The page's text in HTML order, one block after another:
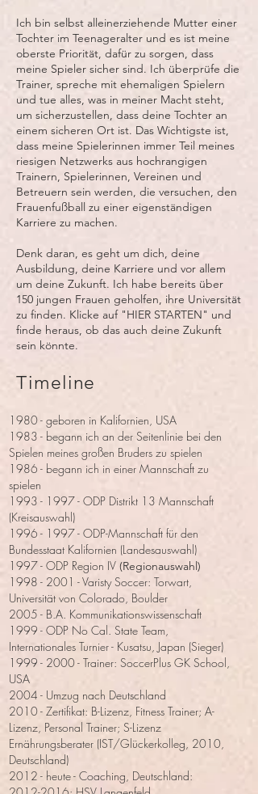
Ich bin selbst alleinerziehende Mutter einer
Tochter im Teenageralter und es ist meine
oberste Priorität, dafür zu sorgen, dass
meine Spieler sicher sind. Ich überprüfe die
Trainer, spreche mit ehemaligen Spielern
und tue alles, was in meiner Macht steht,
um sicherzustellen, dass deine Tochter an
einem sicheren Ort ist. Das Wichtigste ist,
dass meine Spielerinnen immer Teil meines
riesigen Netzwerks aus hochrangigen
Trainern, Spielerinnen, Vereinen und
Betreuern sein werden, die versuchen, den
Frauenfußball zu einer eigenständigen
Karriere zu machen.
Denk daran, es geht um dich, deine
Ausbildung, deine Karriere und vor allem
um deine Zukunft. Ich habe bereits über
150 jungen Frauen geholfen, ihre Universität
zu finden. Klicke auf "HIER STARTEN" und
finde heraus, ob das auch deine Zukunft
sein könnte.
Timeline
1980 - geboren in Kalifornien, USA
1983 - begann ich an der Seitenlinie bei den
Spielen meines großen Bruders zu spielen
1986 - begann ich in einer Mannschaft zu
spielen
1993 - 1997- ODP Distrikt 13 Mannschaft
(Kreisauswahl)
1996 - 1997- ODP-Mannschaft für den
Bundesstaat Kalifornien (Landesauswahl)
1997 - ODP Region IV (Regionauswahl)
1998 - 2001 - Varisty Soccer: Torwart,
Universität von Colorado, Boulder
2005 - B.A. Kommunikationswissenschaft
1999 - ODP No Cal. State Team,
Internationales Turnier - Kusatsu, Japan (Sieger)
1999 - 2000- Trainer: SoccerPlus GK School,
USA
2004 - Umzug nach Deutschland
2010 - Zertifikat: B-Lizenz, Fitness Trainer; A-
Lizenz, Personal Trainer; S-Lizenz
Ernährungsberater (IST/Glückerkolleg, 2010,
Deutschland)
2012 - heute - Coaching, Deutschland: